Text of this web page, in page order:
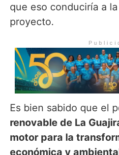
que eso conduciría a
proyecto.
Es bien sabido que el
renovable de La
motor para la
económica y